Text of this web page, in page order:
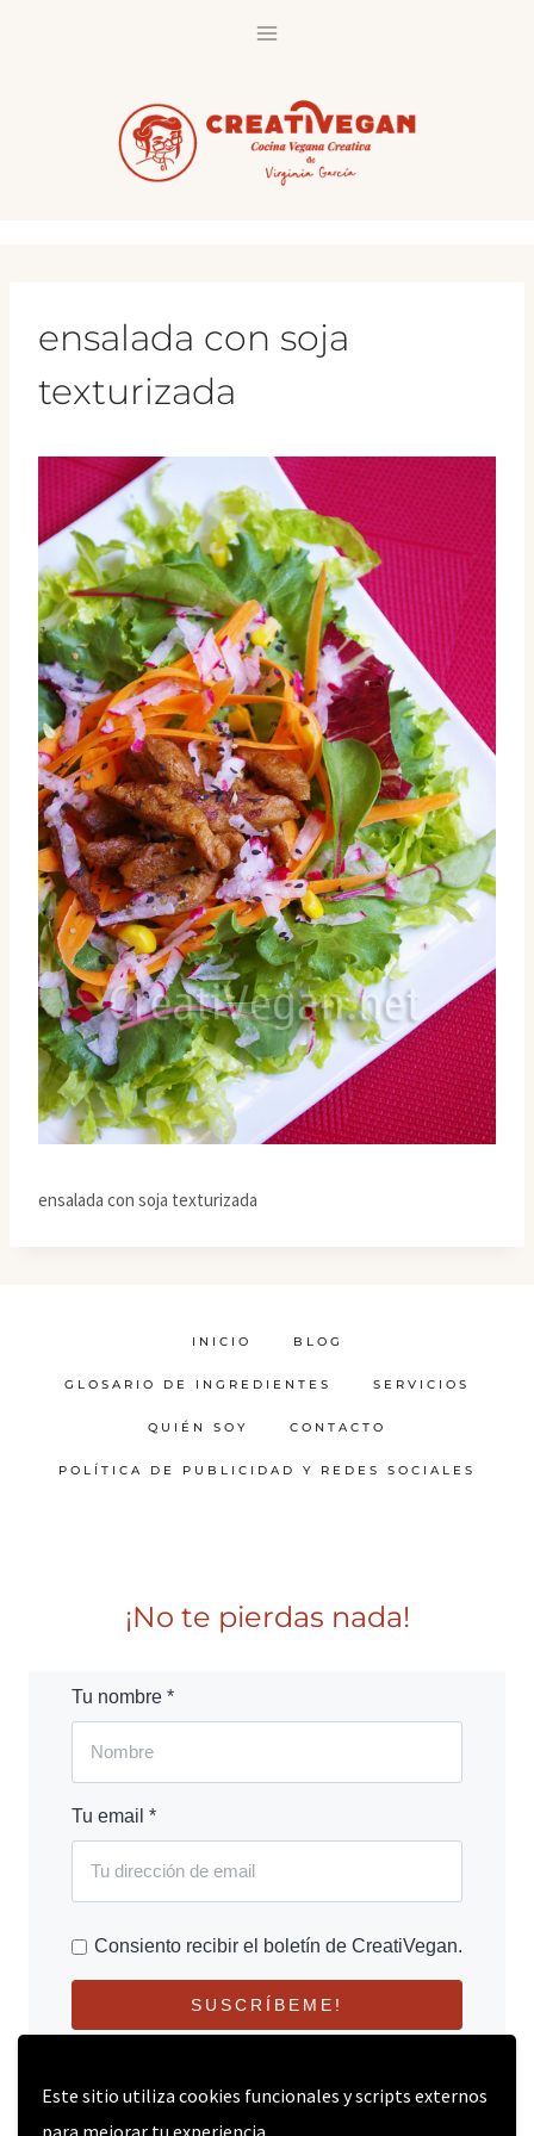
Este sitio utiliza cookies funcionales y scripts externos
para mejorar tu experiencia.
ensalada con soja
texturizada
ensalada con soja texturizada
INICIO BLOG
GLOSARIO DE INGREDIENTES SERVICIOS
QUIÉN SOY CONTACTO
POLÍTICA DE PUBLICIDAD Y REDES SOCIALES
¡No te pierdas nada!
Tu nombre *
Tu email *
Consiento recibir el boletín de CreatiVegan.
SUSCRÍBEME!